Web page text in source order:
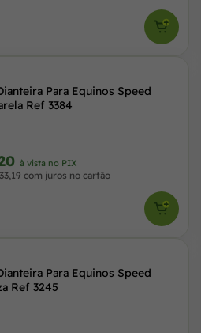
Para Equinos Speed
Ref 3384
à vista no PIX
com juros no cartão
Para Equinos Speed
Ref 3245